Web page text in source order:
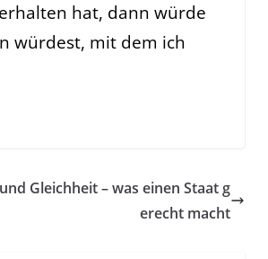
hat, dann würde
würdest, mit dem ich
Gleichheit – was einen Staat g
erecht macht